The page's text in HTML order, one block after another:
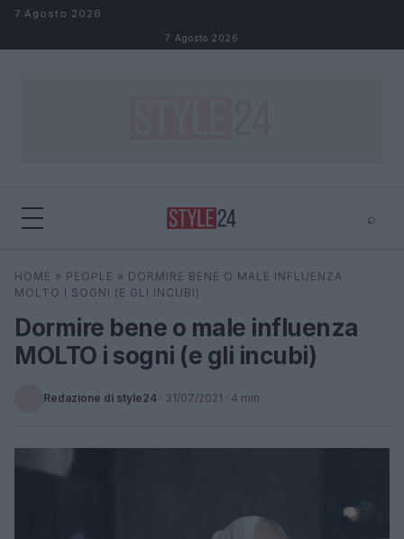
Salta al contenuto
7 Agosto 2026
7 Agosto 2026
⌕
Cerca ⌕
HOME » PEOPLE » DORMIRE BENE O MALE INFLUENZA
MOLTO I SOGNI (E GLI INCUBI)
Dormire bene o male influenza
MOLTO i sogni (e gli incubi)
Redazione di style24 · 31/07/2021 · 4 min